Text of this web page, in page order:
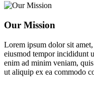
Our Mission
Lorem ipsum dolor sit
eiusmod tempor incididunt
enim ad minim veniam,
ut aliquip ex ea commodo